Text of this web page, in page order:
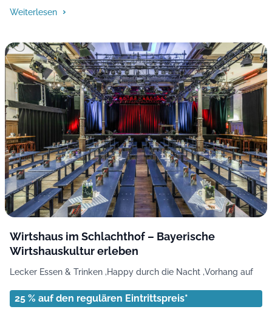
Weiterlesen
Wirtshaus im Schlachthof – Bayerische
Wirtshauskultur erleben
Lecker Essen & Trinken , Happy durch die Nacht ,Vorhang auf
25 % auf den regulären Eintrittspreis*